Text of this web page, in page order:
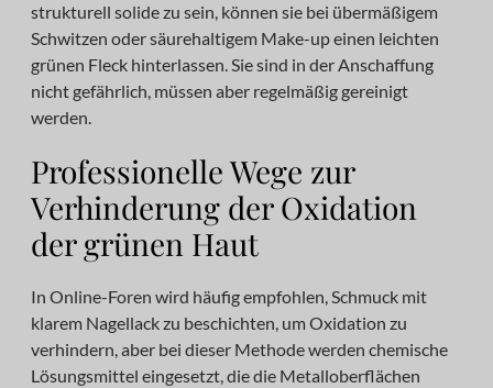
strukturell solide zu sein, können sie bei übermäßigem
Schwitzen oder säurehaltigem Make-up einen leichten
grünen Fleck hinterlassen. Sie sind in der Anschaffung
nicht gefährlich, müssen aber regelmäßig gereinigt
werden.
Professionelle Wege zur
Verhinderung der Oxidation
der grünen Haut
In Online-Foren wird häufig empfohlen, Schmuck mit
klarem Nagellack zu beschichten, um Oxidation zu
verhindern, aber bei dieser Methode werden chemische
Lösungsmittel eingesetzt, die die Metalloberflächen